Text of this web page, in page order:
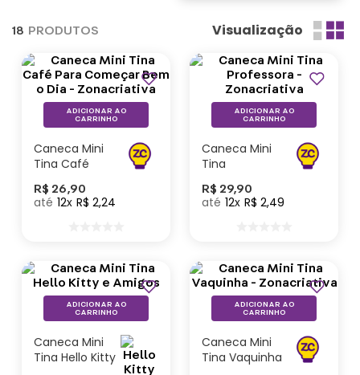
18 PRODUTOS Visualização
Caneca Mini
Tina Café
Bem o Dia -
Zonacriativa
R$ 26,90
12 R$ 2,24
ADICIONAR AO
CARRINHO
Caneca Mini
Tina
Zonacriativa
R$ 29,90
12 R$ 2,49
ADICIONAR AO
CARRINHO
Caneca Mini
Tina Hello Kitty
ADICIONAR AO
CARRINHO
Caneca Mini
Tina Vaquinha
ADICIONAR AO
CARRINHO